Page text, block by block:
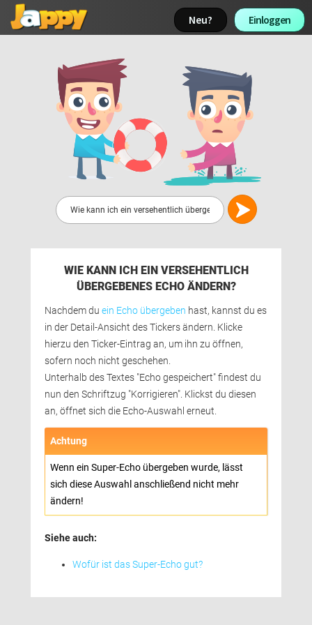
Neu? Einloggen
WIE KANN ICH EIN VERSEHENTLICH
ÜBERGEBENES ECHO ÄNDERN?
Nachdem du ein Echo übergeben hast, kannst du es
in der Detail-Ansicht des Tickers ändern. Klicke
hierzu den Ticker-Eintrag an, um ihn zu öffnen,
sofern noch nicht geschehen.
Unterhalb des Textes "Echo gespeichert" findest du
nun den Schriftzug "Korrigieren". Klickst du diesen
an, öffnet sich die Echo-Auswahl erneut.
Achtung
Wenn ein Super-Echo übergeben wurde, lässt
sich diese Auswahl anschließend nicht mehr
ändern!
Siehe auch:
Wofür ist das Super-Echo gut?